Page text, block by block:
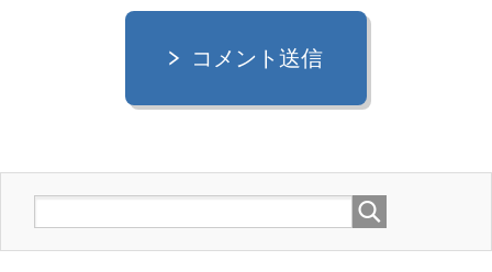
コメント送信